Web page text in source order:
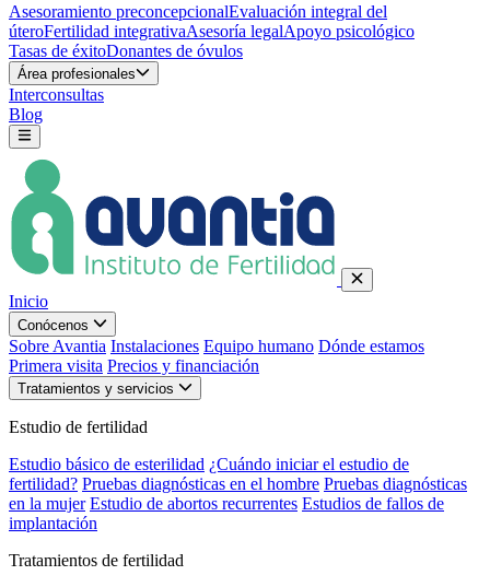
Asesoramiento preconcepcionalEvaluación integral del
úteroFertilidad integrativaAsesoría legalApoyo psicológico
Tasas de éxitoDonantes de óvulos
Área profesionales
Interconsultas
Blog
Inicio
Conócenos
Sobre Avantia Instalaciones Equipo humano Dónde estamos
Primera visita Precios y financiación
Tratamientos y servicios
Estudio de fertilidad
Estudio básico de esterilidad ¿Cuándo iniciar el estudio de
fertilidad? Pruebas diagnósticas en el hombre Pruebas diagnósticas
en la mujer Estudio de abortos recurrentes Estudios de fallos de
implantación
Tratamientos de fertilidad